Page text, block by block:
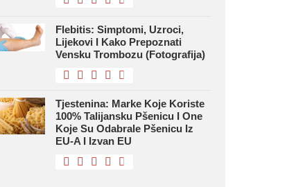
Flebitis: Simptomi, Uzroci,
Lijekovi I Kako Prepoznati
Vensku Trombozu (fotografija)
Tjestenina: Marke Koje Koriste
100% Talijansku Pšenicu I One
Koje Su Odabrale Pšenicu Iz
EU-A I Izvan EU